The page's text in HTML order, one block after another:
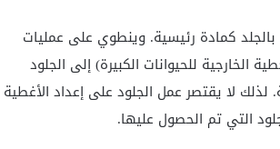
بالجلد كمادة رئيسية. وينطوي على عمليات
الخارجية للحيوانات الكبيرة) إلى الجلود
لذلك لا يقتصر عمل الجلود على إعداد الأغطية
التي تم الحصول عليها.